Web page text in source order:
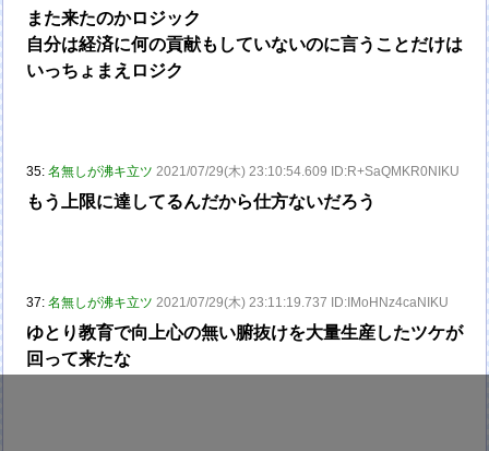
また来たのかロジック
自分は経済に何の貢献もしていないのに言うことだけは
いっちょまえロジク
35:名無しが沸キ立ツ 2021/07/29(木) 23:10:54.609 ID:R+SaQMKR0NIKU
もう上限に達してるんだから仕方ないだろう
37:名無しが沸キ立ツ 2021/07/29(木) 23:11:19.737 ID:IMoHNz4caNIKU
ゆとり教育で向上心の無い腑抜けを大量生産したツケが
回って来たな